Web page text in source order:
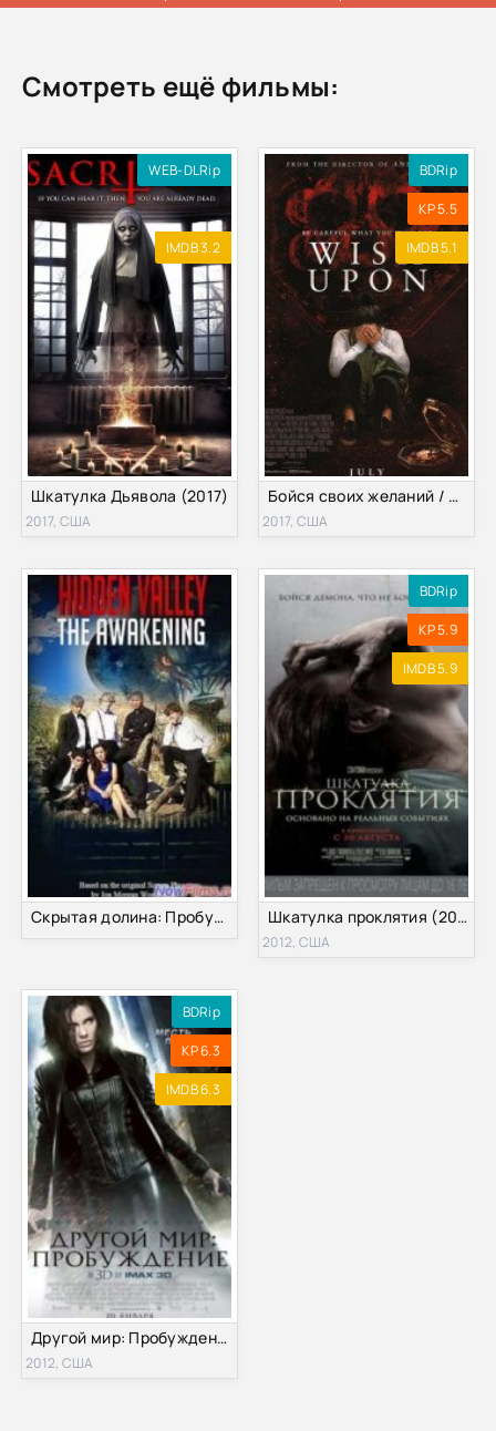
Смотреть ещё фильмы:
WEB-DLRip
IMDB 3.2
Шкатулка Дьявола (2017)
2017, США
BDRip
KP 5.5
IMDB 5.1
Бойся своих желаний / Шкатулка (2017)
2017, США
Скрытая долина: Пробуждение (2015)
BDRip
KP 5.9
IMDB 5.9
Шкатулка проклятия (2012)
2012, США
BDRip
KP 6.3
IMDB 6.3
Другой мир: Пробуждение (2012)
2012, США